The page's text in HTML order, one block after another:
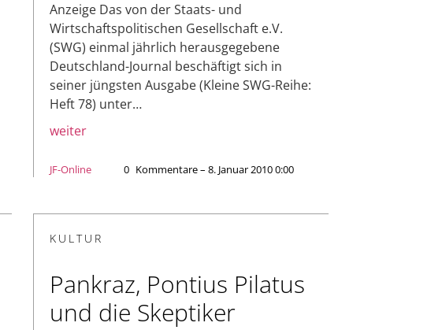
Anzeige Das von der Staats- und
Wirtschaftspolitischen Gesellschaft e.V.
(SWG) einmal jährlich herausgegebene
Deutschland-Journal beschäftigt sich in
seiner jüngsten Ausgabe (Kleine SWG-Reihe:
Heft 78) unter…
weiter
JF-Online 0 Kommentare – 8. Januar 2010 0:00
KULTUR
Pankraz, Pontius Pilatus
und die Skeptiker